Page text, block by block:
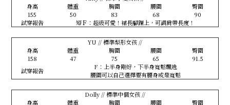
身高
體重 胸圍 腰圍
臀圍
155
50 83 68
90
試穿報告
短Ｆ：超級可愛！裙長腳踝上，可調肩帶長度！
YU // 標準梨形女孩 //
身高
體重 胸圍 腰圍
臀圍
158
47 75 65
91.5
試穿報告
F：上半身剛好，下半身寬鬆飄逸
腰圍可以自己選擇要有腰身或是寬鬆
Dolly // 標準中個女孩 //
身高
體重 胸圍 腰圍
臀圍